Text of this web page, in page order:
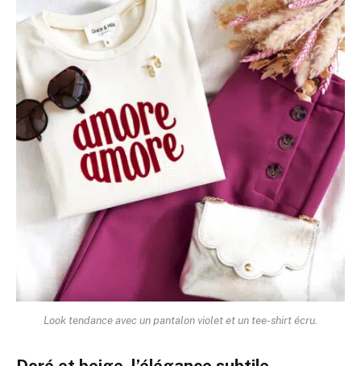
Look tendance avec un pantalon violet et un tee-shirt écru.